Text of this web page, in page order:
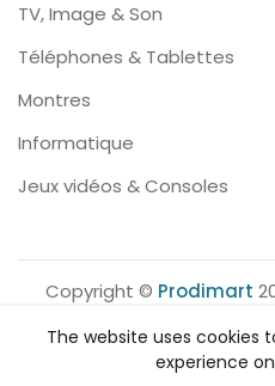
TV, Image & Son
Téléphones & Tablettes
Montres
Informatique
Jeux vidéos & Consoles
Copyright © Prodimart
The website uses cookies
experience